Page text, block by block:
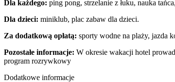
Dla każdego: ping pong, strzelanie z łuku, nauka
Dla dzieci: miniklub, plac zabaw dla dzieci.
Za dodatkową opłatą: sporty wodne na plaży, jazda
Pozostałe informacje: W okresie wakacji hotel
program rozrywkowy
Dodatkowe informacje